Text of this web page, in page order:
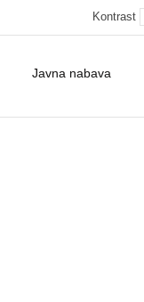
Kontrast
Javna nabava